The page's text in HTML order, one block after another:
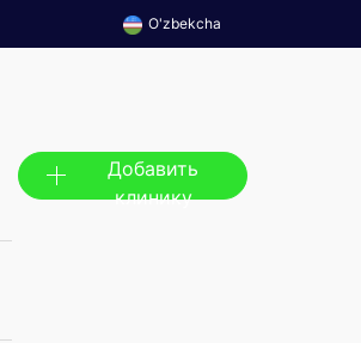
O'zbekcha
Добавить
клинику